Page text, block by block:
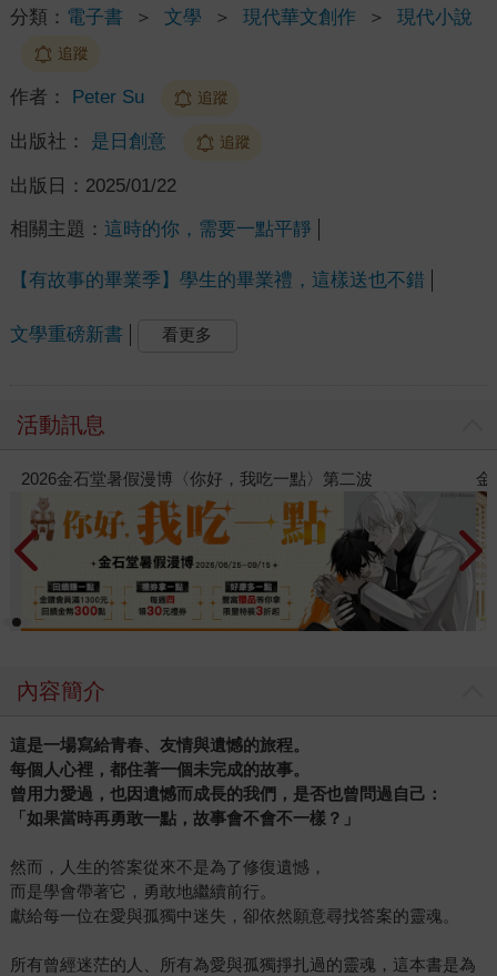
分類： 電子書 ＞ 文學 ＞ 現代華文創作 ＞ 現代小說
追蹤
作者： Peter Su 追蹤
出版社： 是日創意 追蹤
出版日： 2025/01/22
相關主題： 這時的你，需要一點平靜
【有故事的畢業季】學生的畢業禮，這樣送也不錯
文學重磅新書 看更多
活動訊息
金石堂2026海外優惠：電子書
內容簡介
這是一場寫給青春、友情與遺憾的旅程。
每個人心裡，都住著一個未完成的故事。
曾用力愛過，也因遺憾而成長的我們，是否也曾問過自己：
「如果當時再勇敢一點，故事會不會不一樣？」
然而，人生的答案從來不是為了修復遺憾，
而是學會帶著它，勇敢地繼續前行。
獻給每一位在愛與孤獨中迷失，卻依然願意尋找答案的靈魂。
所有曾經迷茫的人、所有為愛與孤獨掙扎過的靈魂，這本書是為